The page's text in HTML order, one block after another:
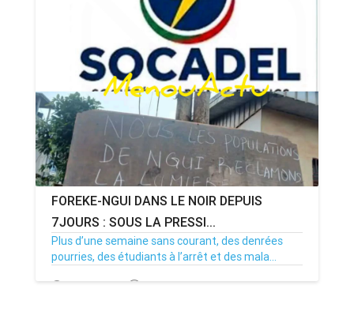
FOREKE-NGUI DANS LE NOIR DEPUIS
7JOURS : SOUS LA PRESSI...
Plus d’une semaine sans courant, des denrées
pourries, des étudiants à l’arrêt et des mala...
02/07/26 Par MenouActu 0